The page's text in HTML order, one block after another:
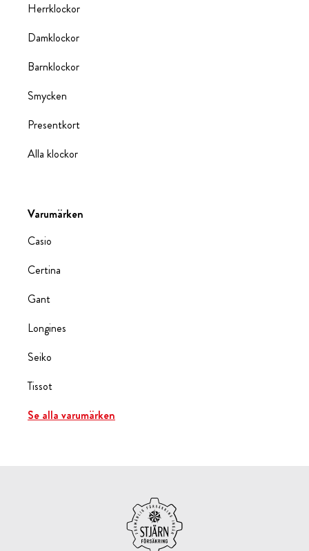
Herrklockor
Damklockor
Barnklockor
Smycken
Presentkort
Alla klockor
Varumärken
Casio
Certina
Gant
Longines
Seiko
Tissot
Se alla varumärken